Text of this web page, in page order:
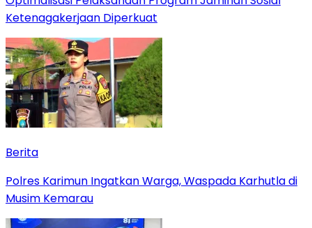
Ketenagakerjaan Diperkuat
Berita
Polres Karimun Ingatkan Warga, Waspada Karhutla di
Musim Kemarau